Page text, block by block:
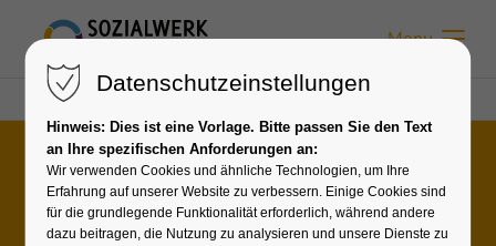
Menu
Sozialwerk Moormerland Impressum
Impressum
Datenschutzeinstellungen
Hinweis: Dies ist eine Vorlage. Bitte passen Sie den Text
an Ihre spezifischen Anforderungen an:
Wir verwenden Cookies und ähnliche Technologien, um Ihre
Erfahrung auf unserer Website zu verbessern. Einige Cookies sind
für die grundlegende Funktionalität erforderlich, während andere
dazu beitragen, die Nutzung zu analysieren und unsere Dienste zu